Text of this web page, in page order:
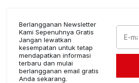
Berlangganan Newsletter
Kami Sepenuhnya Gratis
Jangan lewatkan
kesempatan untuk tetap
mendapatkan informasi
terbaru dan mulai
berlangganan email gratis
Anda sekarang.